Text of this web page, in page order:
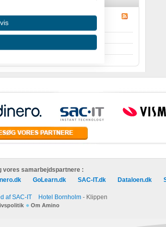
vores samarbejdspartnere :
GoLearn.dk SAC-IT.dk Dataloen.dk
af SAC-IT Hotel Bornholm - Klippen
Om Amino